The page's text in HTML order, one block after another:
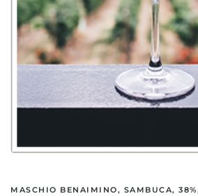
MASCHIO BENAIMINO, SAMBUCA,